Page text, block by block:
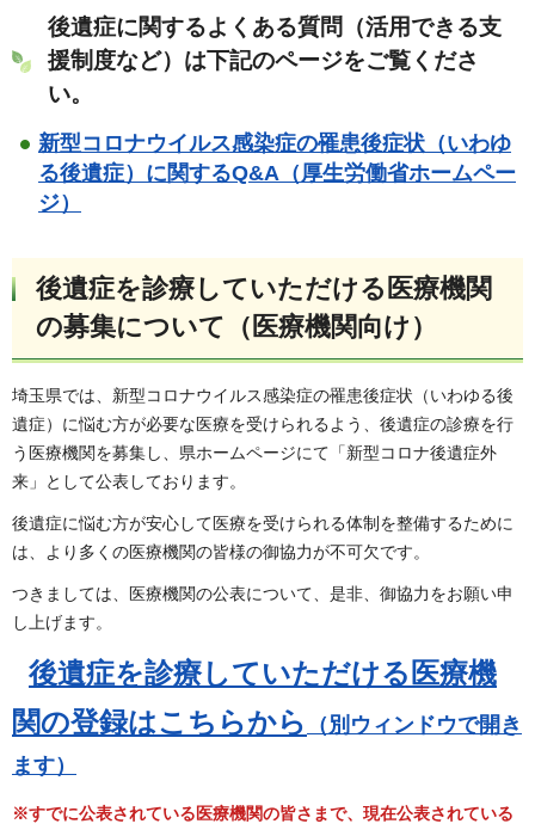
後遺症に関するよくある質問（活用できる支
援制度など）は下記のページをご覧くださ
い。
新型コロナウイルス感染症の罹患後症状（いわゆ
る後遺症）に関するQ&A（厚生労働省ホームペー
ジ）
後遺症を診療していただける医療機関
の募集について（医療機関向け）
埼玉県では、新型コロナウイルス感染症の罹患後症状（いわゆる後
遺症）に悩む方が必要な医療を受けられるよう、後遺症の診療を行
う医療機関を募集し、県ホームページにて「新型コロナ後遺症外
来」として公表しております。
後遺症に悩む方が安心して医療を受けられる体制を整備するために
は、より多くの医療機関の皆様の御協力が不可欠です。
つきましては、医療機関の公表について、是非、御協力をお願い申
し上げます。
後遺症を診療していただける医療機
関の登録はこちらから
（別ウィンドウで開き
ます）
※すでに公表されている医療機関の皆さまで、現在公表されている